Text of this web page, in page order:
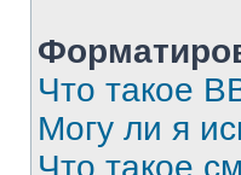
Что такое
Могу ли я
Что такое